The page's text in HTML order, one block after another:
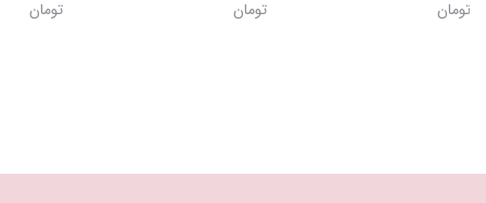
تومان
تومان
تومان